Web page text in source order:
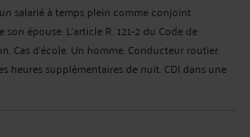
salarié à temps plein comme conjoint
épouse. L'article R. 121-2 du Code de
Cas d'école. Un homme. Conducteur routier.
heures supplémentaires de nuit. CDI dans une